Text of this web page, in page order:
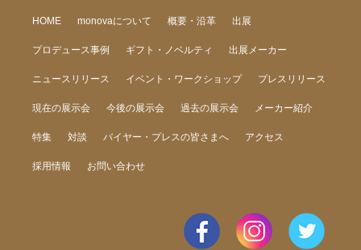
HOME monovaについて 概要・沿革 出展
プロデュース事例 ギフト・ノベルティ 出展メーカー
ニュースリリース イベント・ワークショップ プレスリリース
現在の展示会 今後の展示会 過去の展示会 メーカー紹介
特集 対談 バイヤー・プレスの皆さまへ アクセス
採用情報 お問い合わせ